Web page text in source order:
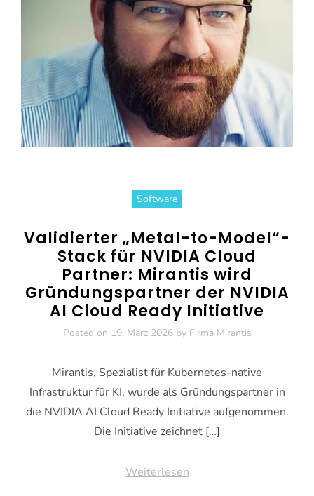
Software
Validierter „Metal-to-Model“-
Stack für NVIDIA Cloud
Partner: Mirantis wird
Gründungspartner der NVIDIA
AI Cloud Ready Initiative
Posted on 19. März 2026by Firma Mirantis
Mirantis, Spezialist für Kubernetes-native
Infrastruktur für KI, wurde als Gründungspartner in
die NVIDIA AI Cloud Ready Initiative aufgenommen.
Die Initiative zeichnet […]
Weiterlesen